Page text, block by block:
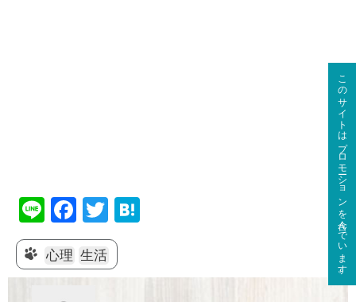
Li
n
e
F
a
c
e
T
wi
tt
er
n
心理 生活 このサイトはプロモーションを含んでいます。